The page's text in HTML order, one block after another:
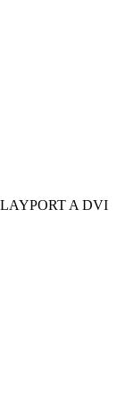
A DVI